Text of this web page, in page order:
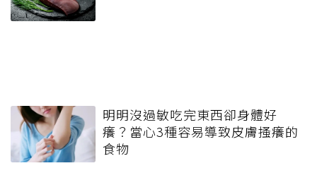
明明沒過敏吃完東西卻身體好
癢？當心3種容易導致皮膚搔癢的
食物